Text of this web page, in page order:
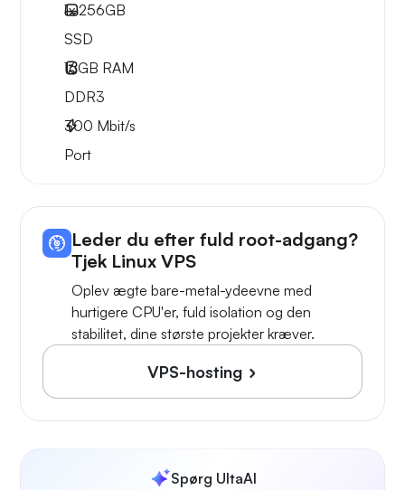
1x256GB
SSD
16GB RAM
DDR3
300 Mbit/s
Port
Leder du efter fuld root-adgang?
Tjek Linux VPS
Oplev ægte bare-metal-ydeevne med
hurtigere CPU'er, fuld isolation og den
stabilitet, dine største projekter kræver.
VPS-hosting
Spørg UltaAI